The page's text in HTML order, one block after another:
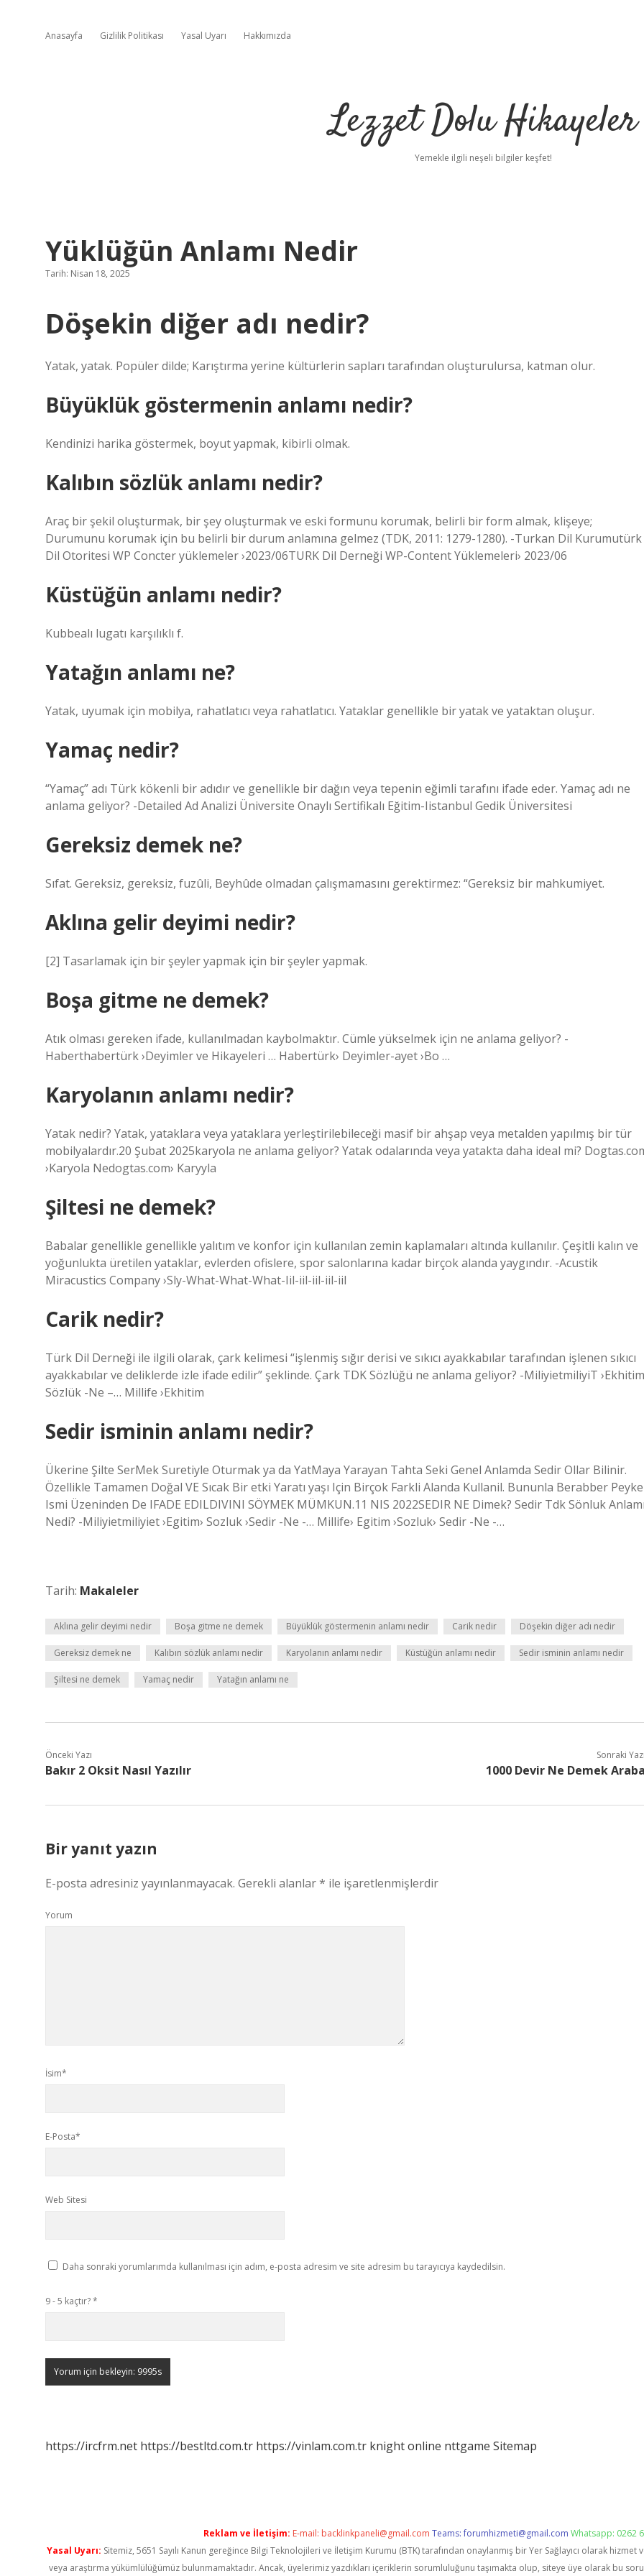
Anasayfa Gizlilik Politikası Yasal Uyarı Hakkımızda
Lezzet Dolu Hikayeler
Yemekle ilgili neşeli bilgiler keşfet!
Yüklüğün Anlamı Nedir
Tarih: Nisan 18, 2025
Döşekin diğer adı nedir?
Yatak, yatak. Popüler dilde; Karıştırma yerine kültürlerin sapları tarafından oluşturulursa, katman olur.
Büyüklük göstermenin anlamı nedir?
Kendinizi harika göstermek, boyut yapmak, kibirli olmak.
Kalıbın sözlük anlamı nedir?
Araç bir şekil oluşturmak, bir şey oluşturmak ve eski formunu korumak, belirli bir form almak, klişeye;
Durumunu korumak için bu belirli bir durum anlamına gelmez (TDK, 2011: 1279-1280). -Turkan Dil Kurumutürk
Dil Otoritesi WP Concter yüklemeler ›2023/06TURK Dil Derneği WP-Content Yüklemeleri› 2023/06
Küstüğün anlamı nedir?
Kubbealı lugatı karşılıklı f.
Yatağın anlamı ne?
Yatak, uyumak için mobilya, rahatlatıcı veya rahatlatıcı. Yataklar genellikle bir yatak ve yataktan oluşur.
Yamaç nedir?
“Yamaç” adı Türk kökenli bir adıdır ve genellikle bir dağın veya tepenin eğimli tarafını ifade eder. Yamaç adı ne
anlama geliyor? -Detailed Ad Analizi Üniversite Onaylı Sertifikalı Eğitim-Iistanbul Gedik Üniversitesi
Gereksiz demek ne?
Sıfat. Gereksiz, gereksiz, fuzûli, Beyhûde olmadan çalışmamasını gerektirmez: “Gereksiz bir mahkumiyet.
Aklına gelir deyimi nedir?
[2] Tasarlamak için bir şeyler yapmak için bir şeyler yapmak.
Boşa gitme ne demek?
Atık olması gereken ifade, kullanılmadan kaybolmaktır. Cümle yükselmek için ne anlama geliyor? -
Haberthabertürk ›Deyimler ve Hikayeleri … Habertürk› Deyimler-ayet ›Bo …
Karyolanın anlamı nedir?
Yatak nedir? Yatak, yataklara veya yataklara yerleştirilebileceği masif bir ahşap veya metalden yapılmış bir tür
mobilyalardır.20 Şubat 2025karyola ne anlama geliyor? Yatak odalarında veya yatakta daha ideal mi?
›Karyola Nedogtas.com› Karyyla
Şiltesi ne demek?
Babalar genellikle genellikle yalıtım ve konfor için kullanılan zemin kaplamaları altında kullanılır. Çeşitli kalın ve
yoğunlukta üretilen yataklar, evlerden ofislere, spor salonlarına kadar birçok alanda yaygındır. -Acustik
Miracustics Company ›Sly-What-What-What-Iil-iil-iil-iil-iil
Carik nedir?
Türk Dil Derneği ile ilgili olarak, çark kelimesi “işlenmiş sığır derisi ve sıkıcı ayakkabılar tarafından işlenen sıkıcı
ayakkabılar ve deliklerde izle ifade edilir” şeklinde. Çark TDK Sözlüğü ne anlama geliyor? -MiliyietmiliyiT
Sözlük -Ne –… Millife ›Ekhitim
Sedir isminin anlamı nedir?
Ükerine Şilte SerMek Suretiyle Oturmak ya da YatMaya Yarayan Tahta Seki Genel Anlamda Sedir Ollar Bilinir.
Özellikle Tamamen Doğal VE Sıcak Bir etki Yaratı yaşı Için Birçok Farkli Alanda Kullanil. Bununla Berabber Peyke
Ismi Üzeninden De IFADE EDILDIVINI SÖYMEK MÜMKUN.11 NIS 2022SEDIR NE Dimek? Sedir Tdk Sönluk
Nedi? -Miliyietmiliyiet ›Egitim› Sozluk ›Sedir -Ne -… Millife› Egitim ›Sozluk› Sedir -Ne -…
Tarih: Makaleler
Aklına gelir deyimi nedir Boşa gitme ne demek Büyüklük göstermenin anlamı nedir Carik nedir Döşekin diğer adı nedir
Gereksiz demek ne Kalıbın sözlük anlamı nedir Karyolanın anlamı nedir Küstüğün anlamı nedir Sedir isminin anlamı nedir
Şiltesi ne demek Yamaç nedir Yatağın anlamı ne
Önceki Yazı
Bakır 2 Oksit Nasıl Yazılır
Sonraki
1000 Devir Ne Demek
Bir yanıt yazın
E-posta adresiniz yayınlanmayacak. Gerekli alanlar* ile işaretlenmişlerdir
Yorum
İsim*
E-Posta*
Web Sitesi
Daha sonraki yorumlarımda kullanılması için adım, e-posta adresim ve site adresim bu tarayıcıya kaydedilsin.
9 - 5 kaçtır?*
https://ircfrm.net https://bestltd.com.tr https://vinlam.com.tr knight online nttgame Sitemap
Reklam ve İletişim: E-mail: backlinkpaneli@gmail.com Teams:forumhizmeti@gmail.com Whatsapp: 0262
Yasal Uyarı: Sitemiz, 5651 Sayılı Kanun gereğince Bilgi Teknolojileri ve İletişim Kurumu (BTK) tarafından onaylanmış bir Yer Sağlayıcı olarak
veya araştırma yükümlülüğümüz bulunmamaktadır. Ancak, üyelerimiz yazdıkları içeriklerin sorumluluğunu taşımakta olup, siteye üye olarak bu